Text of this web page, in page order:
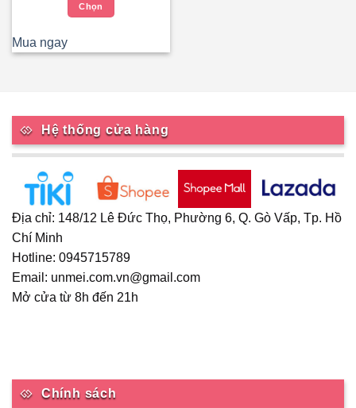
305.000₫.
Chọn
này
thể.
Các
tùy
chọn
có
được
trên
trang
sản
Mua ngay
Hệ thống cửa hàng
Địa chỉ: 148/12 Lê Đức Thọ, Phường 6, Q. Gò Vấp, Tp. Hồ
Chí Minh
Hotline: 0945715789
Email: unmei.com.vn@gmail.com
Mở cửa từ 8h đến 21h
Chính sách